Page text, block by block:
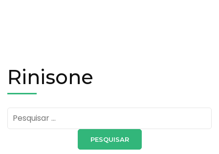
Rinisone
Pesquisar
por: